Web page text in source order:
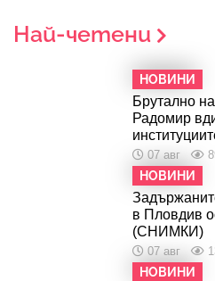
Най-четени
НОВИНИ
Брутално
Радомир
07 авг
НОВИНИ
в Пловдив
(СНИМКИ)
07 авг
НОВИНИ